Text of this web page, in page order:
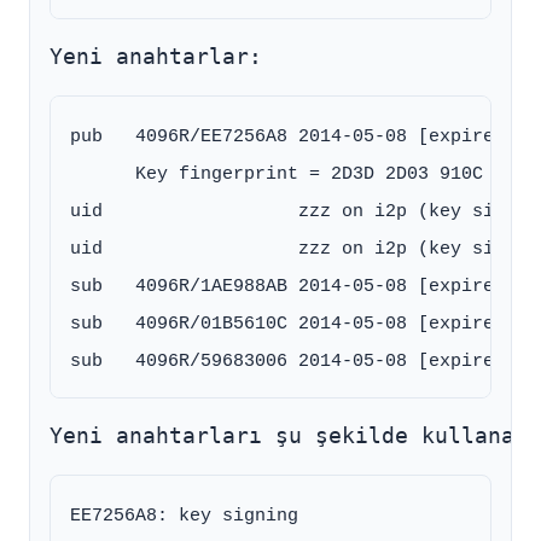
Yeni anahtarlar:
pub   4096R/EE7256A8 2014-05-08 [expires:
Key fingerprint = 2D3D 2D03 910C
uid                  zzz on i2p (key signing)
uid                  zzz on i2p (key signing)
sub   4096R/1AE988AB 2014-05-08 [expires:
sub   4096R/01B5610C 2014-05-08 [expires:
Yeni anahtarları şu şekilde
EE7256A8: key signing